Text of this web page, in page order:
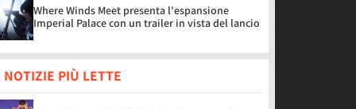
Where Winds Meet presenta l'espansione
Imperial Palace con un trailer in vista del lancio
NOTIZIE PIÙ LETTE